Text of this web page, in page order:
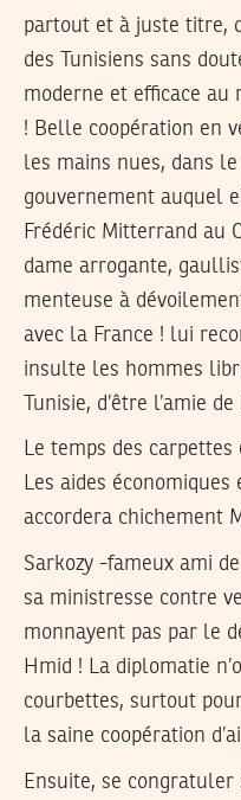
partout et à juste titre,
des Tunisiens sans
moderne et efficace au
! Belle coopération en
les mains nues, dans
gouvernement auquel
Frédéric Mitterrand au
dame arrogante,
menteuse à
avec la France ! lui
insulte les hommes
Tunisie, d’être l’amie
Le temps des
Les aides
accordera chichement
Sarkozy -fameux ami
sa ministresse contre
monnayent pas par le
Hmid ! La diplomatie
courbettes, surtout
la saine coopération
Ensuite, se congratuler